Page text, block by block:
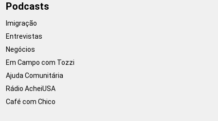
Podcasts
Imigração
Entrevistas
Negócios
Em Campo com Tozzi
Ajuda Comunitária
Rádio AcheiUSA
Café com Chico